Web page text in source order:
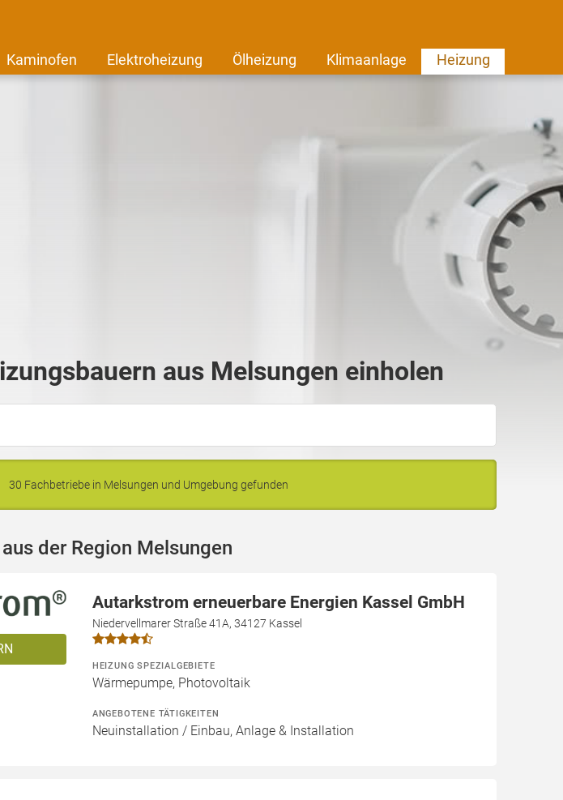
Kaminofen Elektroheizung Ölheizung Klimaanlage Heizung
aus Melsungen einholen
30 Fachbetriebe in Melsungen und Umgebung gefunden
der Region Melsungen
Autarkstrom erneuerbare Energien Kassel GmbH
Niedervellmarer Straße 41A, 34127 Kassel
HEIZUNG SPEZIALGEBIETE
Wärmepumpe, Photovoltaik
ANGEBOTENE TÄTIGKEITEN
Neuinstallation / Einbau, Anlage & Installation